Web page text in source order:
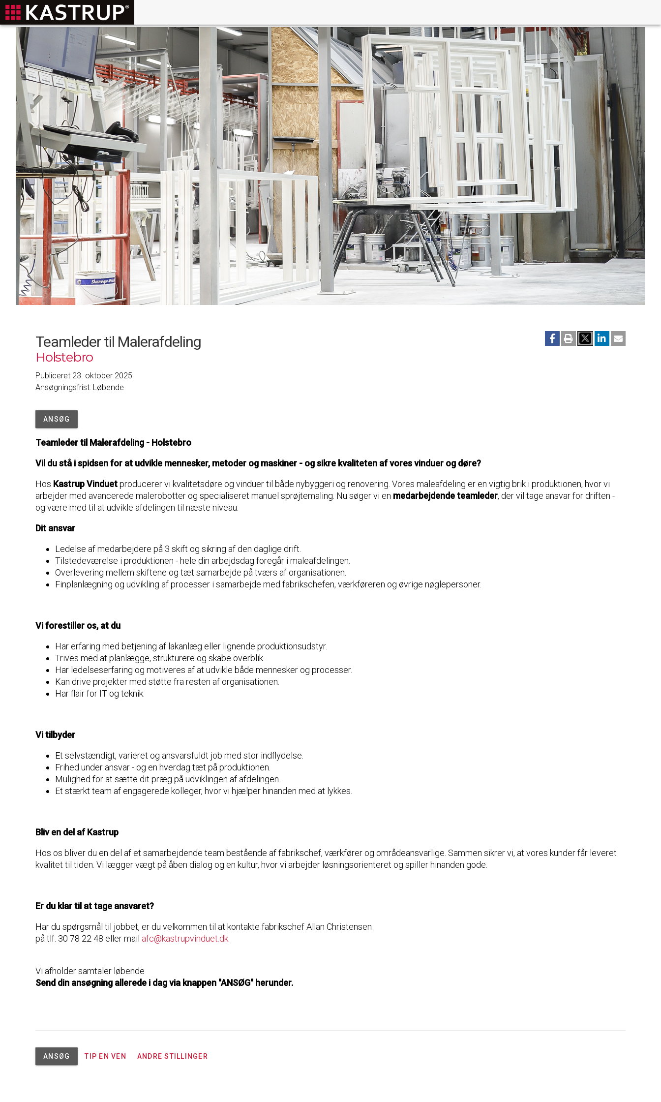
Teamleder til Malerafdeling
Holstebro
Publiceret 23. oktober 2025
Ansøgningsfrist: Løbende
ANSØG
Teamleder til Malerafdeling - Holstebro
Vil du stå i spidsen for at udvikle mennesker, metoder og maskiner - og sikre kvaliteten af vores vinduer og døre?
Hos Kastrup Vinduetproducerer vi kvalitetsdøre og vinduer til både nybyggeri og renovering. Vores maleafdeling er en vigtig brik i produktionen, hvor vi
arbejder med avancerede malerobotter og specialiseret manuel sprøjtemaling. Nu søger vi en medarbejdende teamleder, der vil tage ansvar for driften -
og være med til at udvikle afdelingen til næste niveau.
Dit ansvar
Ledelse af medarbejdere på 3 skift og sikring af den daglige drift.
Tilstedeværelse i produktionen - hele din arbejdsdag foregår i maleafdelingen.
Overlevering mellem skiftene og tæt samarbejde på tværs af organisationen.
Finplanlægning og udvikling af processer i samarbejde med fabrikschefen, værkføreren og øvrige nøglepersoner.
Vi forestiller os, at du
Har erfaring med betjening af lakanlæg eller lignende produktionsudstyr.
Trives med at planlægge, strukturere og skabe overblik.
Har ledelseserfaring og motiveres af at udvikle både mennesker og processer.
Kan drive projekter med støtte fra resten af organisationen.
Har flair for IT og teknik.
Vi tilbyder
Et selvstændigt, varieret og ansvarsfuldt job med stor indflydelse.
Frihed under ansvar - og en hverdag tæt på produktionen.
Mulighed for at sætte dit præg på udviklingen af afdelingen.
Et stærkt team af engagerede kolleger, hvor vi hjælper hinanden med at lykkes.
Bliv en del af Kastrup
Hos os bliver du en del af et samarbejdende team bestående af fabrikschef, værkfører og områdeansvarlige. Sammen sikrer vi, at vores kunder får leveret
kvalitet til tiden. Vi lægger vægt på åben dialog og en kultur, hvor vi arbejder løsningsorienteret og spiller hinanden gode.
Er du klar til at tage ansvaret?
Har du spørgsmål til jobbet, er du velkommen til at kontakte fabrikschef Allan Christensen
på tlf. 30 78 22 48 eller mail afc@kastrupvinduet.dk
Vi afholder samtaler løbende
Send din ansøgning allerede i dag via knappen "ANSØG" herunder.
ANSØG TIP EN VEN ANDRE STILLINGER